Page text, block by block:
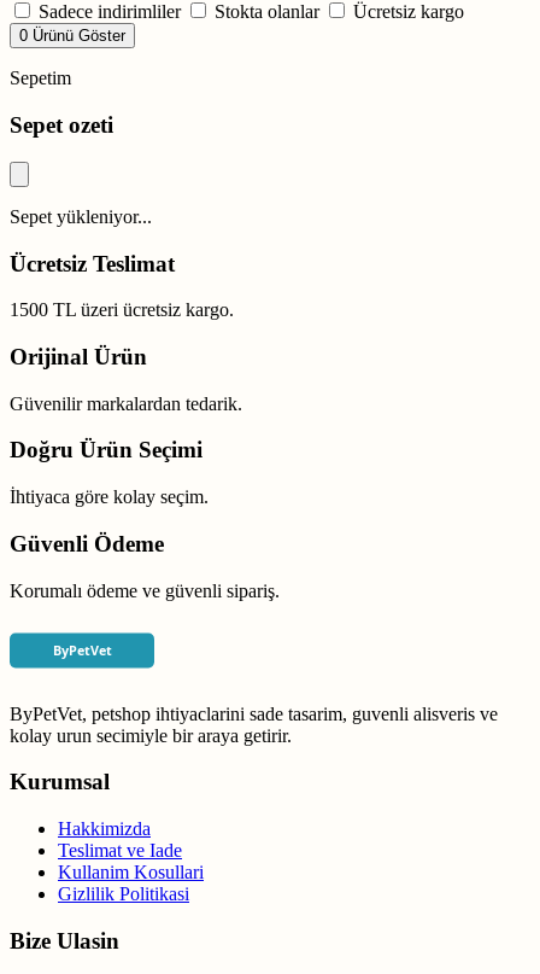
Sadece indirimliler Stokta olanlar Ücretsiz kargo
0 Ürünü Göster
Sepetim
Sepet ozeti
Sepet yükleniyor...
Ücretsiz Teslimat
1500 TL üzeri ücretsiz kargo.
Orijinal Ürün
Güvenilir markalardan tedarik.
Doğru Ürün Seçimi
İhtiyaca göre kolay seçim.
Güvenli Ödeme
Korumalı ödeme ve güvenli sipariş.
ByPetVet, petshop ihtiyaclarini sade tasarim, guvenli alisveris ve
kolay urun secimiyle bir araya getirir.
Kurumsal
Hakkimizda
Teslimat ve Iade
Kullanim Kosullari
Gizlilik Politikasi
Bize Ulasin